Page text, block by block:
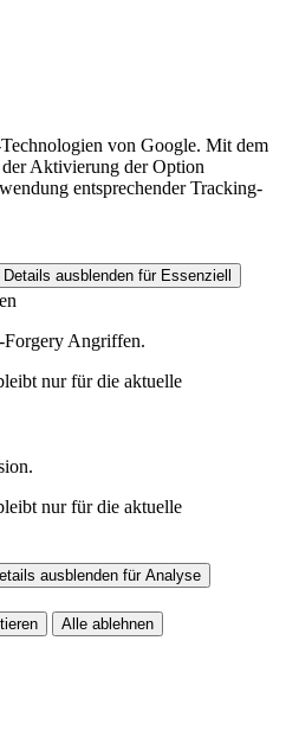
von Google. Mit dem
Aktivierung der Option
entsprechender Tracking-
Details ausblenden für Essenziell
Forgery Angriffen.
nur für die aktuelle
nur für die aktuelle
ausblenden für Analyse
Alle ablehnen